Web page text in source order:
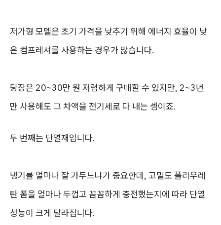
저가형 모델은 초기 가격을 낮추기 위해 에너지 효율이 낮
은 컴프레셔를 사용하는 경우가 많습니다.
당장은 20~30만 원 저렴하게 구매할 수 있지만, 2~3년
만 사용해도 그 차액을 전기세로 다 내는 셈이죠.
두 번째는 단열재입니다.
냉기를 얼마나 잘 가두느냐가 중요한데, 고밀도 폴리우레
탄 폼을 얼마나 두껍고 꼼꼼하게 충전했는지에 따라 단열
성능이 크게 달라집니다.